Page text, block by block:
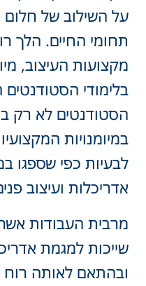
על השילוב של חלום
תחומי החיים. הלך
מקצועות העיצוב,
בלימודי
הסטודנטים לא רק
במיומנויות
לבעיות כפי שספגו
אדריכלות ועיצוב
מרבית העבודות
שייכות למגמת
ובהתאם לאותה רוח